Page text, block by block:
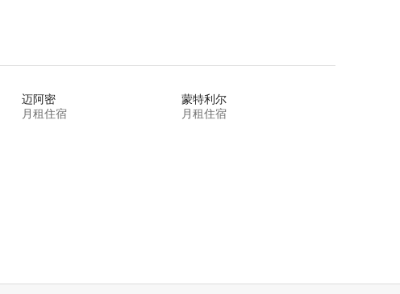
迈阿密
月租住宿
蒙特利尔
月租住宿